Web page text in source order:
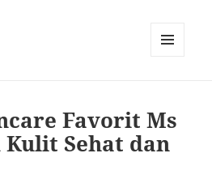
Favorit Ms
Sehat dan